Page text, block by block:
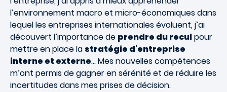
l’environnement macro et micro-économiques dans
lequel les entreprises internationales évoluent, j’ai
découvert l’importance de prendre du reculpour
mettre en place la stratégie d’entreprise
interne et externe… Mes nouvelles compétences
m’ont permis de gagner en sérénité et de réduire les
incertitudes dans mes prises de décision.